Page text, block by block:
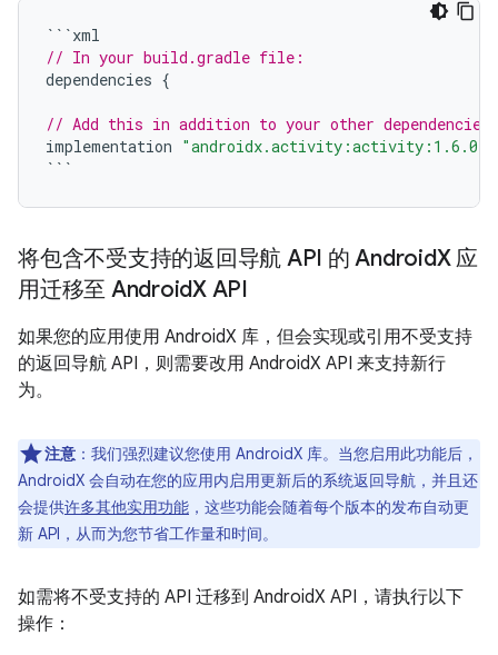
```xml
// In your build.gradle file:
dependencies {
// Add this in addition to your other dependencies
implementation "androidx.activity:activity:1.6.0-
```
将包含不受支持的返回导航 API 的 AndroidX 应
用迁移至 AndroidX API
如果您的应用使用 AndroidX 库，但会实现或引用不受支持
的返回导航 API，则需要改用 AndroidX API 来支持新行
为。
注意 ：我们强烈建议您使用 AndroidX 库。当您启用此功能后，
AndroidX 会自动在您的应用内启用更新后的系统返回导航，并且还
会提供许多其他实用功能 ，这些功能会随着每个版本的发布自动更
新 API，从而为您节省工作量和时间。
如需将不受支持的 API 迁移到 AndroidX API，请执行以下
操作：